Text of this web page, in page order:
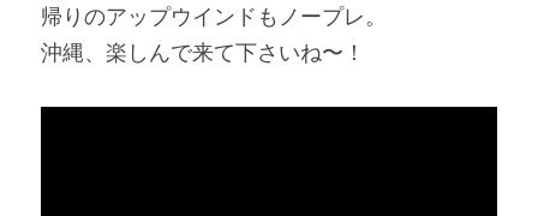
帰りのアップウインドもノープレ。
沖縄、楽しんで来て下さいね〜！